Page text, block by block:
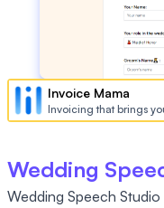
Invoice Mama
Invoicing that brings
Wedding
Wedding Speech